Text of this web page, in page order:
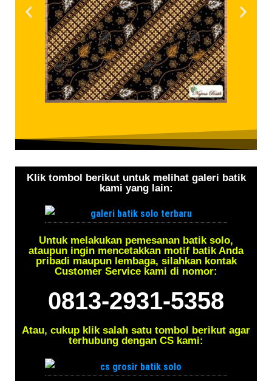
Klik tombol berikut untuk melihat galeri batik
kami yang lain:
Untuk melakukan pemesanan batik solo,
ataupun ingin mencetakkan motif batik Anda
pribadi maupun lembaga, silahkan kontak
Customer Service kami di nomor:
0813-2931-5358
Atau, cukup klik salah satu tombol berikut agar
terhubung dengan CS kami: